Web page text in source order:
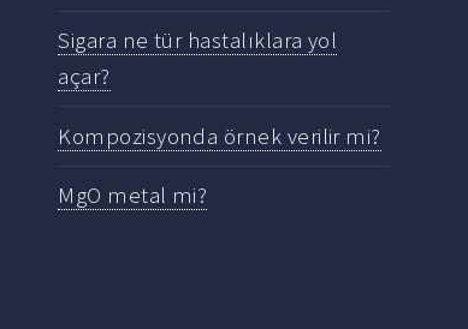
Sigara ne tür hastalıklara yol
açar?
Kompozisyonda örnek verilir mi?
MgO metal mi?